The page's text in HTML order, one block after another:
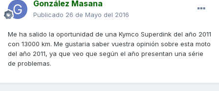
González Masana
Publicado 26 de Mayo del 2016
Me ha salido la oportunidad de una Kymco Superdink del año 2011
con 13000 km. Me gustaria saber vuestra opinión sobre esta moto
del año 2011, ya que veo que según el año presentan una série
de problemas.